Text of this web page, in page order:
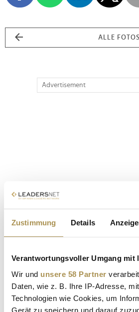
Zustimmung Details
Verantwortungsvoller Umgang mit
Wir und unsere 58 Partner
Daten, wie z. B. Ihre IP-Adresse,
Technologien wie Cookies, um
Gerät zu speichern und darauf
ALLE FOTOS
Advertisement